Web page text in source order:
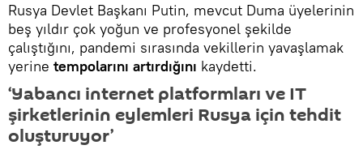
Rusya Devlet Başkanı Putin, mevcut Duma üyelerinin
beş yıldır çok yoğun ve profesyonel şekilde
çalıştığını, pandemi sırasında vekillerin yavaşlamak
yerine tempolarını artırdığını kaydetti.
‘Yabancı internet platformları ve IT
şirketlerinin eylemleri Rusya için tehdit
oluşturuyor’